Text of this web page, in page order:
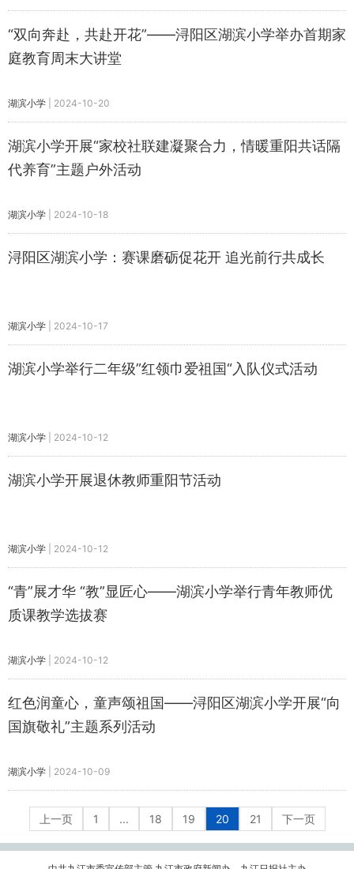
“双向奔赴，共赴开花”——浔阳区湖滨小学举办首期家
庭教育周末大讲堂
湖滨小学 2024-10-20
湖滨小学开展“家校社联建凝聚合力，情暖重阳共话隔
代养育”主题户外活动
湖滨小学 2024-10-18
浔阳区湖滨小学：赛课磨砺促花开 追光前行共成长
湖滨小学 2024-10-17
湖滨小学举行二年级”红领巾爱祖国“入队仪式活动
湖滨小学 2024-10-12
湖滨小学开展退休教师重阳节活动
湖滨小学 2024-10-12
“青”展才华 “教”显匠心——湖滨小学举行青年教师优
质课教学选拔赛
湖滨小学 2024-10-12
红色润童心，童声颂祖国——浔阳区湖滨小学开展“向
国旗敬礼”主题系列活动
湖滨小学 2024-10-09
上一页 1 ... 18 19 20 21 下一页